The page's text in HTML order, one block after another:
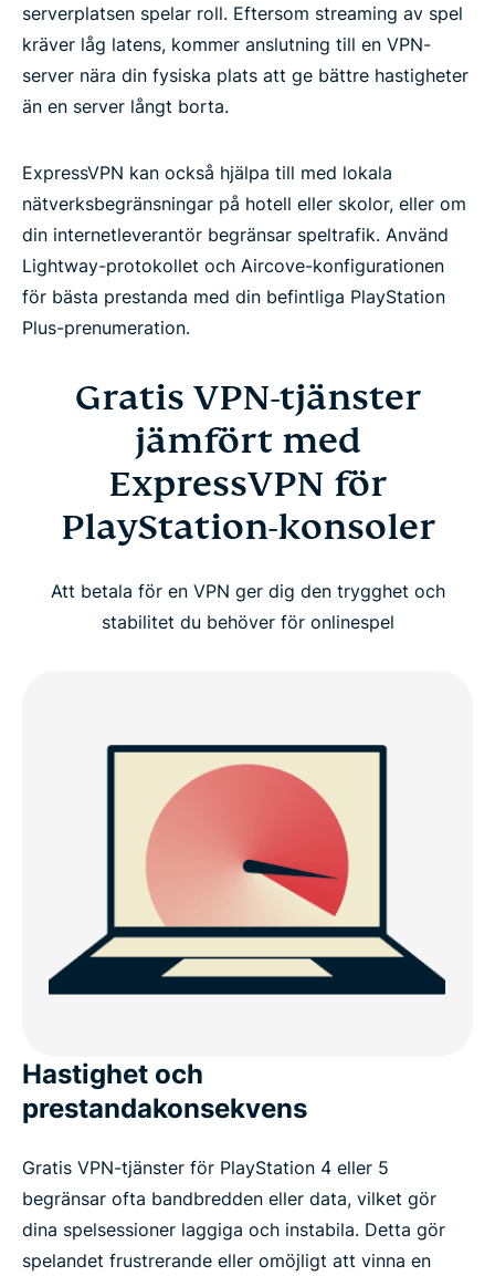
serverplatsen spelar roll. Eftersom streaming av spel
kräver låg latens, kommer anslutning till en VPN-
server nära din fysiska plats att ge bättre hastigheter
än en server långt borta.
ExpressVPN kan också hjälpa till med lokala
nätverksbegränsningar på hotell eller skolor, eller om
din internetleverantör begränsar speltrafik. Använd
Lightway-protokollet och Aircove-konfigurationen
för bästa prestanda med din befintliga PlayStation
Plus-prenumeration.
Gratis VPN-tjänster
jämfört med
ExpressVPN för
PlayStation-konsoler
Att betala för en VPN ger dig den trygghet och
stabilitet du behöver för onlinespel
Hastighet och
prestandakonsekvens
Gratis VPN-tjänster för PlayStation 4 eller 5
begränsar ofta bandbredden eller data, vilket gör
dina spelsessioner laggiga och instabila. Detta gör
spelandet frustrerande eller omöjligt att vinna en